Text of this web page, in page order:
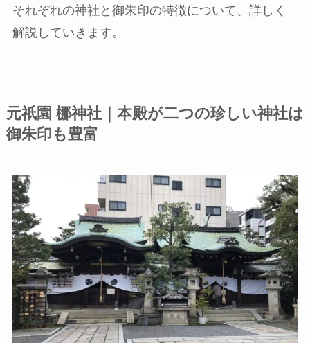
それぞれの神社と御朱印の特徴について、詳しく
解説していきます。
元祇園 梛神社｜本殿が二つの珍しい神社は
御朱印も豊富